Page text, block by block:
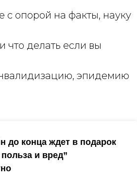
опорой на факты, науку
делать если вы
эпидемию
до конца ждет в подарок
и вред”